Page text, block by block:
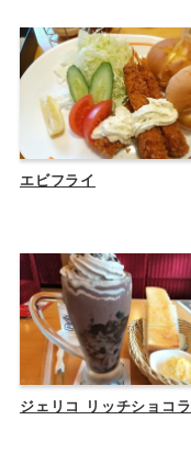
エビフライ
ジェリコ リッチショコラ